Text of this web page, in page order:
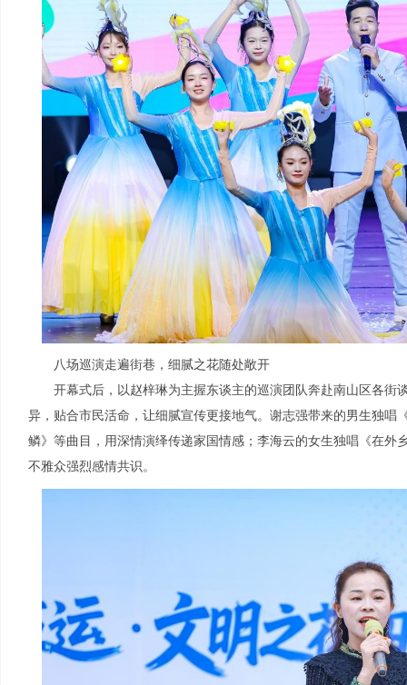
八场巡演走遍街巷，细腻之花随处敞开
开幕式后，以赵梓琳为主握东谈主的巡演团队奔赴南山区各街
异，贴合市民活命，让细腻宣传更接地气。谢志强带来的男生独唱
鳞》等曲目，用深情演绎传递家国情感；李海云的女生独唱《在外
不雅众强烈感情共识。